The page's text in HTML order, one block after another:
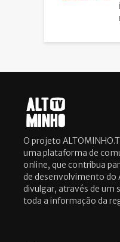
O projeto
uma plataforma de
online, que contribua
de desenvolvimento
divulgar, através de um
toda a informação da